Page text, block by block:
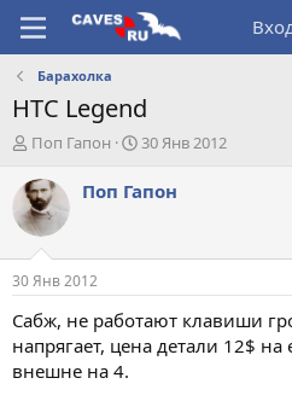
Барахолка
HTC Legend
А
т
о
р
т
е
м
ы
Поп Гапон
Д
т
а
л
30 Янв 2012
Поп Гапон
30 Янв 2012
Сабж, не работают клавиши
напрягает, цена детали 12$
внешне на 4.